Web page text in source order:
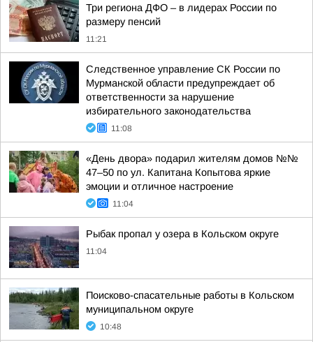
Три региона ДФО – в лидерах России по
размеру пенсий
11:21
Следственное управление СК России по
Мурманской области предупреждает об
ответственности за нарушение
избирательного законодательства
11:08
«День двора» подарил жителям домов №№
47–50 по ул. Капитана Копытова яркие
эмоции и отличное настроение
11:04
Рыбак пропал у озера в Кольском округе
11:04
Поисково-спасательные работы в Кольском
муниципальном округе
10:48